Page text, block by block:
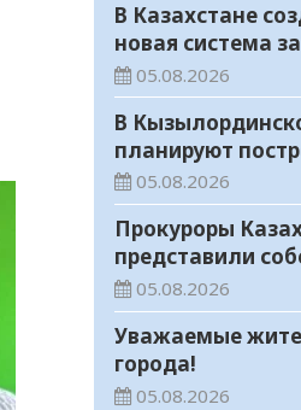
В Казахстане
новая система
средств ОСМС от
05.08.2026
В
планируют
цифровизации
05.08.2026
Прокуроры
представили
ИИ-разработки
эксперту Кай-Фу
05.08.2026
Уважаемые
города!
05.08.2026